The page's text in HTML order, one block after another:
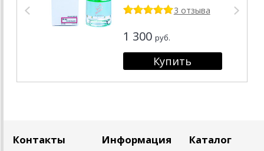
3 отзыва
1 300 руб.
Контакты Информация Каталог